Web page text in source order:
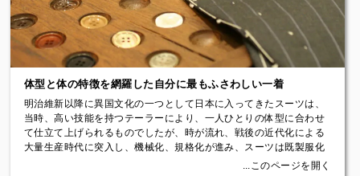
体型と体の特徴を網羅した自分に最もふさわしい一着
明治維新以降に異国文化の一つとして日本に入ってきたスーツは、
当時、高い技能を持つテーラーにより、一人ひとりの体型に合わせ
て仕立て上げられるものでしたが、時が流れ、戦後の近代化による
大量生産時代に突入し、機械化、規格化が進み、スーツは既製服化
...このページを開く